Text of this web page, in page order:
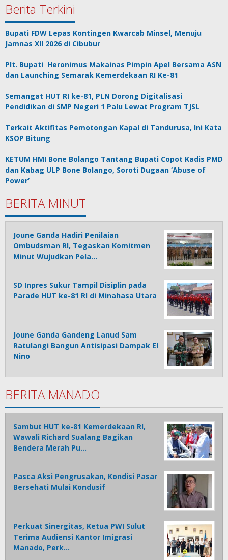
Berita Terkini
Bupati FDW Lepas Kontingen Kwarcab Minsel, Menuju
Jamnas XII 2026 di Cibubur
Plt. Bupati Heronimus Makainas Pimpin Apel Bersama ASN
dan Launching Semarak Kemerdekaan RI Ke-81
Semangat HUT RI ke-81, PLN Dorong Digitalisasi
Pendidikan di SMP Negeri 1 Palu Lewat Program TJSL
Terkait Aktifitas Pemotongan Kapal di Tandurusa, Ini Kata
KSOP Bitung
KETUM HMI Bone Bolango Tantang Bupati Copot Kadis PMD
dan Kabag ULP Bone Bolango, Soroti Dugaan ‘Abuse of
Power’
BERITA MINUT
Joune Ganda Hadiri Penilaian
Ombudsman RI, Tegaskan Komitmen
Minut Wujudkan Pela…
SD Inpres Sukur Tampil Disiplin pada
Parade HUT ke-81 RI di Minahasa Utara
Joune Ganda Gandeng Lanud Sam
Ratulangi Bangun Antisipasi Dampak El
Nino
BERITA MANADO
Sambut HUT ke-81 Kemerdekaan RI,
Wawali Richard Sualang Bagikan
Bendera Merah Pu…
Pasca Aksi Pengrusakan, Kondisi Pasar
Bersehati Mulai Kondusif
Perkuat Sinergitas, Ketua PWI Sulut
Terima Audiensi Kantor Imigrasi
Manado, Perk…